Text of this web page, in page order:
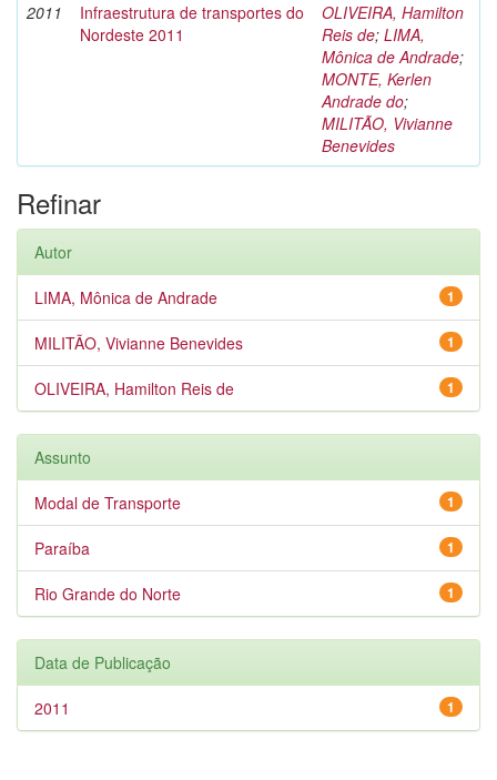
2011
Infraestrutura de transportes do
Nordeste 2011
OLIVEIRA, Hamilton
Reis de; LIMA,
Mônica de Andrade;
MONTE, Kerlen
Andrade do;
MILITÃO, Vivianne
Benevides
Refinar
Autor
1
LIMA, Mônica de Andrade
1
MILITÃO, Vivianne Benevides
1
OLIVEIRA, Hamilton Reis de
Assunto
1
Modal de Transporte
1
Paraíba
1
Rio Grande do Norte
Data de Publicação
1
2011